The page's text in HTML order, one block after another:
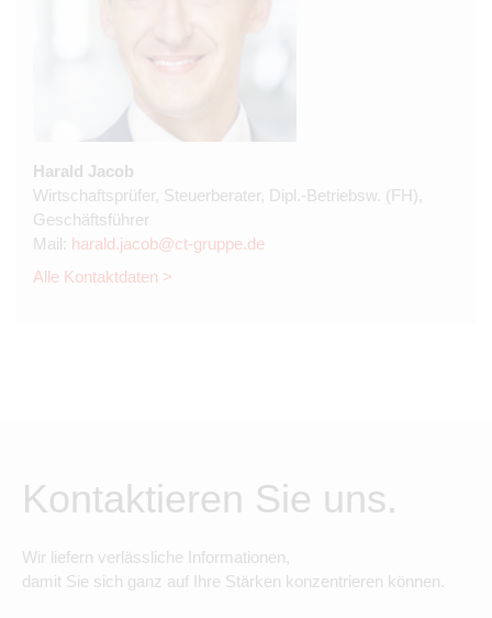
Harald Jacob
Wirtschaftsprüfer, Steuerberater, Dipl.-Betriebsw. (FH),
Geschäftsführer
Mail: harald.jacob@ct-gruppe.de
Alle Kontaktdaten >
Kontaktieren Sie uns.
Wir liefern verlässliche Informationen,
damit Sie sich ganz auf Ihre Stärken konzentrieren können.